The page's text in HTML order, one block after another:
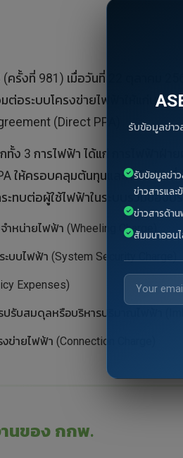
(ครั้งที่ 981) เมื่อวันที่ 22 ตุลาคม
มต่อระบบโครงข่ายไฟฟ้าให้แก่บุค
(Direct PPA)
ง 3 การไฟฟ้า ได้แก่ การไฟฟ้าฝ่
ให้ครอบคลุมต้นทุนและค่าใช้จ่าย
ระทบต่อผู้ใช้ไฟฟ้าในระบบรวมของ
ำหน่ายไฟฟ้า (Wheeling Charge)
บบไฟฟ้า (System Security Charge)
Expenses)
ปรับสมดุลหรือบริหารปริมาณไฟฟ้า
ข่ายไฟฟ้า (Connection Charge)
านของ กกพ.
รับข้อมูลข่า
รับข้อมูลข่า
ข่าวสารและ
ข่าวสารด้า
สัมมนาออน